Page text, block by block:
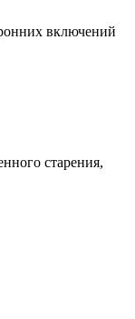
включений
старения,